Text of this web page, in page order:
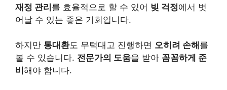
재정 관리를 효율적으로 할 수 있어 빚 걱정에서 벗
어날 수 있는 좋은 기회입니다.
하지만 통대환도 무턱대고 진행하면 오히려 손해 를
볼 수 있습니다. 전문가의 도움을 받아 꼼꼼하게 준
비 해야 합니다.